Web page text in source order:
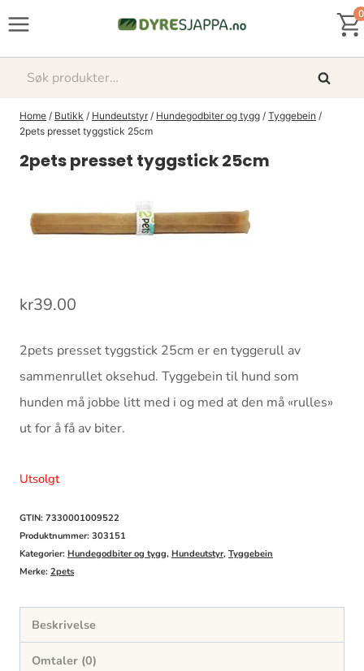
0
Søk
Søk
Home / Butikk / Hundeutstyr / Hundegodbiter og tygg / Tyggebein /
2pets presset tyggstick 25cm
2pets presset tyggstick 25cm
kr39.00
2pets presset tyggstick 25cm er en tyggerull av
sammenrullet oksehud. Tyggebein til hund som
hunden må jobbe litt med i og med at den må «rulles»
ut for å få av biter.
Utsolgt
GTIN: 7330001009522
Produktnummer: 303151
Kategorier: Hundegodbiter og tygg, Hundeutstyr, Tyggebein
Merke: 2pets
Beskrivelse
Omtaler (0)